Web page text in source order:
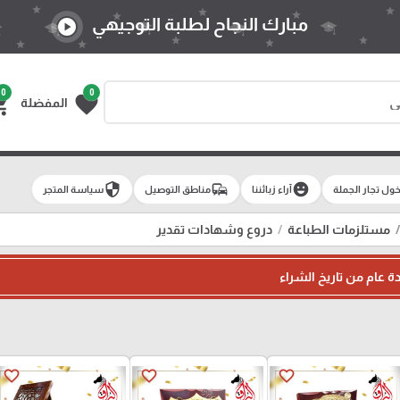
0
favorite المفضلة
0
مبارك النجاح لطلبة التوجيهي play_circle
تجار الجملة emoji_emotionsآراء زبائننا commuteمناطق التوصيل securityسياسة المتجر
مستلزمات الطباعة دروع وشهادات تقدير
عام من تاريخ الشراء
favorite_border
favorite_border
favorite_border